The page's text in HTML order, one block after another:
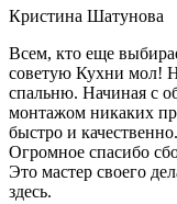
Кристина Шатунова
Всем, кто еще
советую Кухни мол!
спальню. Начиная с
монтажом никаких
быстро и
Огромное спасибо
Это мастер своего
здесь.